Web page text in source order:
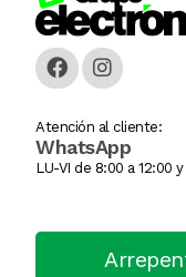
Atención al cliente:
WhatsApp
LU-VI de 8:00 a 12:00 y
Caja Monedera
Carteles Led
Churrera /
Jarra Electrica
Licuadoras
ESCALERA
Hidrolavadora